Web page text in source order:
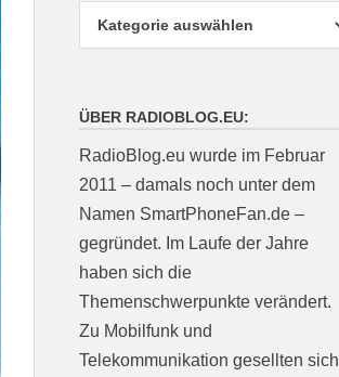
ÜBER RADIOBLOG.EU:
RadioBlog.eu wurde im Februar
2011 – damals noch unter dem
Namen SmartPhoneFan.de –
gegründet. Im Laufe der Jahre
haben sich die
Themenschwerpunkte verändert.
Zu Mobilfunk und
Telekommunikation gesellten sich